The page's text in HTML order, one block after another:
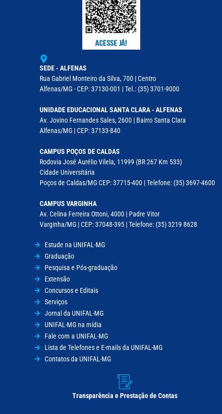
SEDE - ALFENAS
Rua Gabriel Monteiro da Silva, 700 | Centro
Alfenas/MG - CEP: 37130-001 | Tel.: (35) 3701-9000
UNIDADE EDUCACIONAL SANTA CLARA - ALFENAS
Av. Jovino Fernandes Sales, 2600 | Bairro Santa Clara
Alfenas/MG | CEP: 37133-840
CAMPUS POÇOS DE CALDAS
Rodovia José Aurélio Vilela, 11999 (BR 267 Km 533)
Cidade Universitária
Poços de Caldas/MG CEP: 37715-400 | Telefone: (35) 3697-4600
CAMPUS VARGINHA
Av. Celina Ferreira Ottoni, 4000 | Padre Vitor
Varginha/MG | CEP: 37048-395 | Telefone: (35) 3219 8628
Estude na UNIFAL-MG
Graduação
Pesquisa e Pós-graduação
Extensão
Concursos e Editais
Serviços
Jornal da UNIFAL-MG
UNIFAL-MG na mídia
Fale com a UNIFAL-MG
Lista de Telefones e E-mails da UNIFAL-MG
Contatos da UNIFAL-MG
Transparência e Prestação de Contas